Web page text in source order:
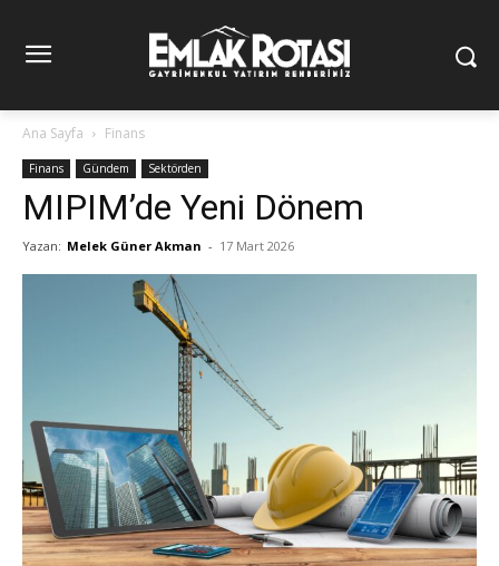
Ana Sayfa Finans
Finans Gündem Sektörden
MIPIM’de Yeni Dönem
Yazan: Melek Güner Akman - 17 Mart 2026